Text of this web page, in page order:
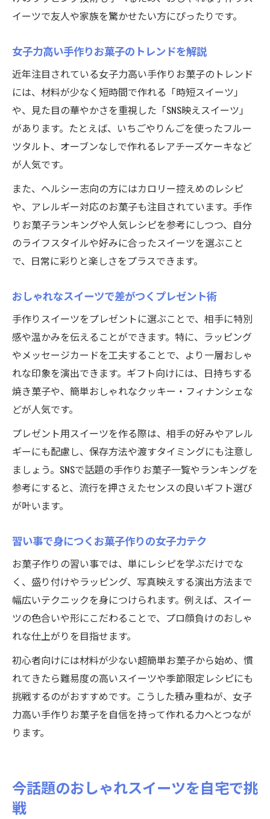
イーツで友人や家族を驚かせたい方にぴったりです。
女子力高い手作りお菓子のトレンドを解説
近年注目されている女子力高い手作りお菓子のトレンド
には、材料が少なく短時間で作れる「時短スイーツ」
や、見た目の華やかさを重視した「SNS映えスイーツ」
があります。たとえば、いちごやりんごを使ったフルー
ツタルト、オーブンなしで作れるレアチーズケーキなど
が人気です。
また、ヘルシー志向の方にはカロリー控えめのレシピ
や、アレルギー対応のお菓子も注目されています。手作
りお菓子ランキングや人気レシピを参考にしつつ、自分
のライフスタイルや好みに合ったスイーツを選ぶこと
で、日常に彩りと楽しさをプラスできます。
おしゃれなスイーツで差がつくプレゼント術
手作りスイーツをプレゼントに選ぶことで、相手に特別
感や温かみを伝えることができます。特に、ラッピング
やメッセージカードを工夫することで、より一層おしゃ
れな印象を演出できます。ギフト向けには、日持ちする
焼き菓子や、簡単おしゃれなクッキー・フィナンシェな
どが人気です。
プレゼント用スイーツを作る際は、相手の好みやアレル
ギーにも配慮し、保存方法や渡すタイミングにも注意し
ましょう。SNSで話題の手作りお菓子一覧やランキングを
参考にすると、流行を押さえたセンスの良いギフト選び
が叶います。
習い事で身につくお菓子作りの女子力テク
お菓子作りの習い事では、単にレシピを学ぶだけでな
く、盛り付けやラッピング、写真映えする演出方法まで
幅広いテクニックを身につけられます。例えば、スイー
ツの色合いや形にこだわることで、プロ顔負けのおしゃ
れな仕上がりを目指せます。
初心者向けには材料が少ない超簡単お菓子から始め、慣
れてきたら難易度の高いスイーツや季節限定レシピにも
挑戦するのがおすすめです。こうした積み重ねが、女子
力高い手作りお菓子を自信を持って作れる力へとつなが
ります。
今話題のおしゃれスイーツを自宅で挑
戦